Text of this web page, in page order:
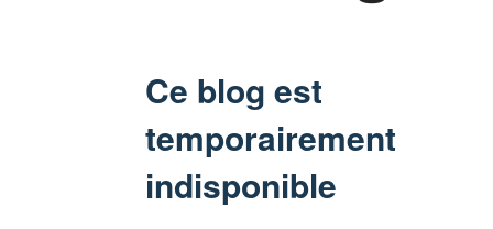
Ce blog est
temporairement
indisponible